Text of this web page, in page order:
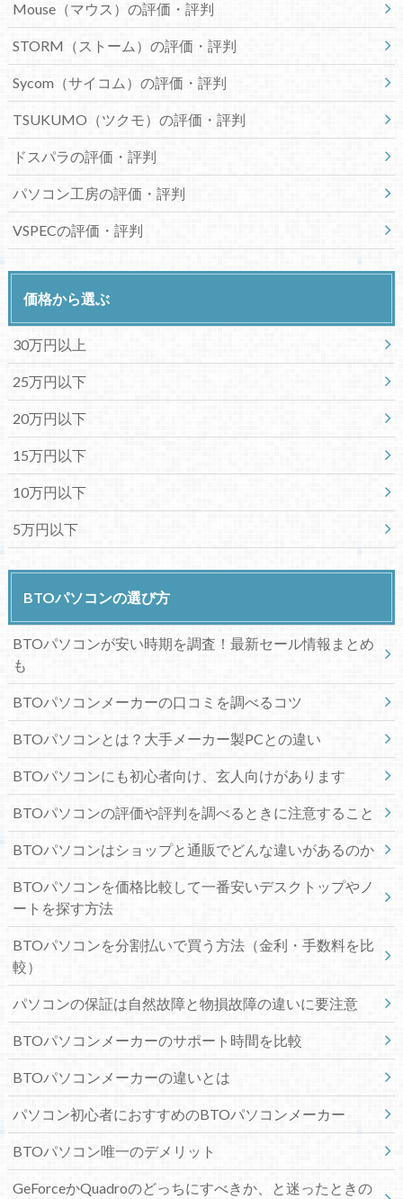
Mouse（マウス）の評価・評判
STORM（ストーム）の評価・評判
Sycom（サイコム）の評価・評判
TSUKUMO（ツクモ）の評価・評判
ドスパラの評価・評判
パソコン工房の評価・評判
VSPECの評価・評判
価格から選ぶ
30万円以上
25万円以下
20万円以下
15万円以下
10万円以下
5万円以下
BTOパソコンの選び方
BTOパソコンが安い時期を調査！最新セール情報まとめ
も
BTOパソコンメーカーの口コミを調べるコツ
BTOパソコンとは？大手メーカー製PCとの違い
BTOパソコンにも初心者向け、玄人向けがあります
BTOパソコンの評価や評判を調べるときに注意すること
BTOパソコンはショップと通販でどんな違いがあるのか
BTOパソコンを価格比較して一番安いデスクトップやノ
ートを探す方法
BTOパソコンを分割払いで買う方法（金利・手数料を比
較）
パソコンの保証は自然故障と物損故障の違いに要注意
BTOパソコンメーカーのサポート時間を比較
BTOパソコンメーカーの違いとは
パソコン初心者におすすめのBTOパソコンメーカー
BTOパソコン唯一のデメリット
GeForceかQuadroのどっちにすべきか、と迷ったときの